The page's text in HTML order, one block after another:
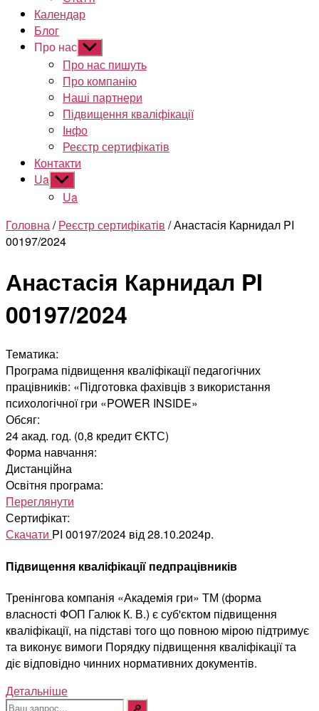
Календар
Блог
Про нас Показати
підменю
Про нас пишуть
Про компанію
Наші партнери
Підвищення кваліфікації
Інфо
Реєстр сертифікатів
Контакти
Ua Показати
підменю
Ua
Головна/Реєстр сертифікатів / Анастасія Карнидал PI
00197/2024
Анастасія Карнидал PI
00197/2024
Тематика:
Програма підвищення кваліфікації педагогічних
працівників: «Підготовка фахівців з використання
психологічної гри «POWER INSIDE»
Обсяг:
24 акад. год. (0,8 кредит ЄКТС)
Форма навчання:
Дистанційна
Освітня програма:
Переглянути
Сертифікат:
Скачати PI 00197/2024 від 28.10.2024р.
Підвищення кваліфікації педпрацівників
Тренінгова компанія «Академія гри» ТМ (форма
власності ФОП Галюк К. В.) є суб'єктом підвищення
кваліфікації, на підставі того що повною мірою підтримує
та виконує вимоги Порядку підвищення кваліфікації та
діє відповідно чинних нормативних документів.
Детальніше
Шукати: